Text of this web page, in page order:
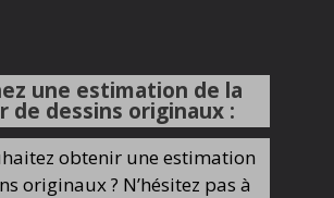
une estimation de la
de dessins originaux :
obtenir une estimation
originaux ? N’hésitez pas à